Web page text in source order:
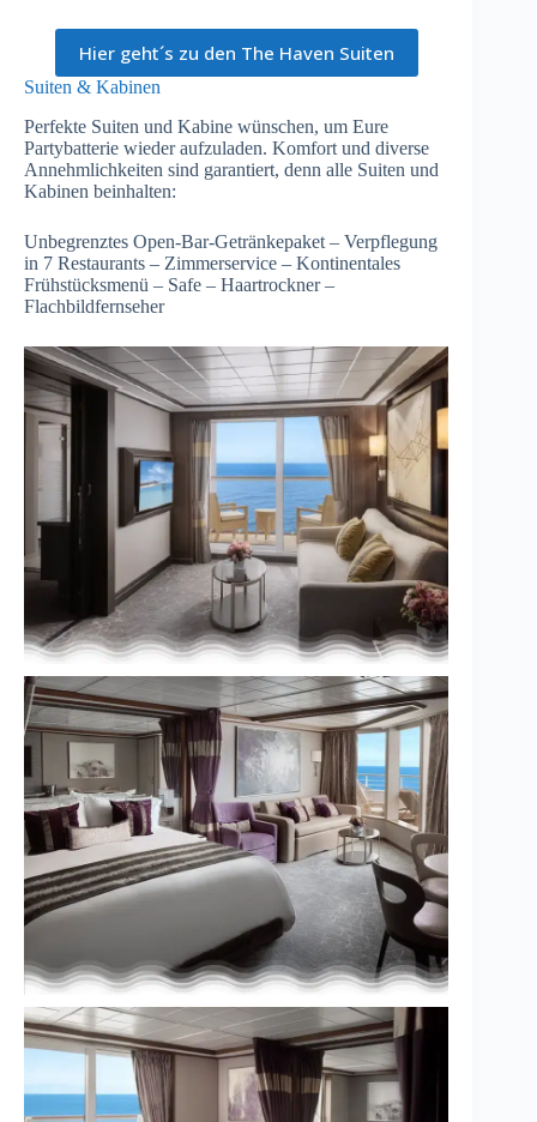
Hier geht´s zu den The Haven Suiten
Suiten & Kabinen
Perfekte Suiten und Kabine wünschen, um Eure
Partybatterie wieder aufzuladen. Komfort und diverse
Annehmlichkeiten sind garantiert, denn alle Suiten und
Kabinen beinhalten:
Unbegrenztes Open-Bar-Getränkepaket – Verpflegung
in 7 Restaurants – Zimmerservice – Kontinentales
Frühstücksmenü – Safe – Haartrockner –
Flachbildfernseher